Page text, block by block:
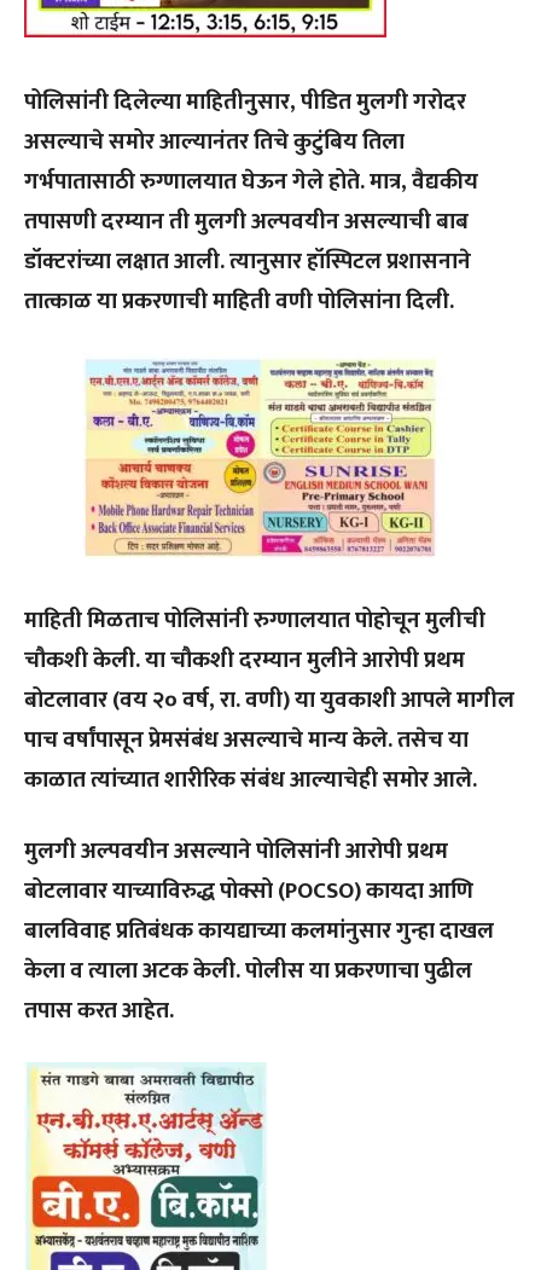
पोलिसांनी दिलेल्या माहितीनुसार, पीडित मुलगी गरोदर
असल्याचे समोर आल्यानंतर तिचे कुटुंबिय तिला
गर्भपातासाठी रुग्णालयात घेऊन गेले होते. मात्र, वैद्यकीय
तपासणी दरम्यान ती मुलगी अल्पवयीन असल्याची बाब
डॉक्टरांच्या लक्षात आली. त्यानुसार हॉस्पिटल प्रशासनाने
तात्काळ या प्रकरणाची माहिती वणी पोलिसांना दिली.
माहिती मिळताच पोलिसांनी रुग्णालयात पोहोचून मुलीची
चौकशी केली. या चौकशी दरम्यान मुलीने आरोपी प्रथम
बोटलावार (वय २० वर्ष, रा. वणी) या युवकाशी आपले मागील
पाच वर्षांपासून प्रेमसंबंध असल्याचे मान्य केले. तसेच या
काळात त्यांच्यात शारीरिक संबंध आल्याचेही समोर आले.
मुलगी अल्पवयीन असल्याने पोलिसांनी आरोपी प्रथम
बोटलावार याच्याविरुद्ध पोक्सो (POCSO) कायदा आणि
बालविवाह प्रतिबंधक कायद्याच्या कलमांनुसार गुन्हा दाखल
केला व त्याला अटक केली. पोलीस या प्रकरणाचा पुढील
तपास करत आहेत.